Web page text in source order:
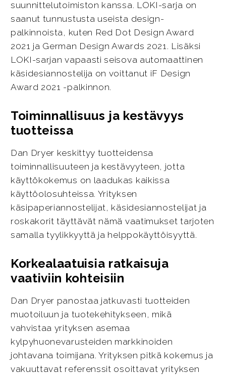
suunnittelutoimiston kanssa. LOKI-sarja on
saanut tunnustusta useista design-
palkinnoista, kuten Red Dot Design Award
2021 ja German Design Awards 2021. Lisäksi
LOKI-sarjan vapaasti seisova automaattinen
käsidesiannostelija on voittanut iF Design
Award 2021 -palkinnon.
Toiminnallisuus ja kestävyys
tuotteissa
Dan Dryer keskittyy tuotteidensa
toiminnallisuuteen ja kestävyyteen, jotta
käyttökokemus on laadukas kaikissa
käyttöolosuhteissa. Yrityksen
käsipaperiannostelijat, käsidesiannostelijat ja
roskakorit täyttävät nämä vaatimukset tarjoten
samalla tyylikkyyttä ja helppokäyttöisyyttä.
Korkealaatuisia ratkaisuja
vaativiin kohteisiin
Dan Dryer panostaa jatkuvasti tuotteiden
muotoiluun ja tuotekehitykseen, mikä
vahvistaa yrityksen asemaa
kylpyhuonevarusteiden markkinoiden
johtavana toimijana. Yrityksen pitkä kokemus ja
vakuuttavat referenssit osoittavat yrityksen